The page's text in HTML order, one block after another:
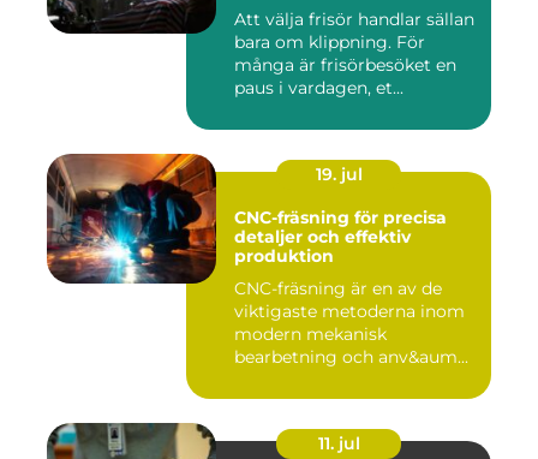
Att välja frisör handlar sällan
bara om klippning. För
många är frisörbesöket en
paus i vardagen, et...
19. jul
CNC-fräsning för precisa
detaljer och effektiv
produktion
CNC-fräsning är en av de
viktigaste metoderna inom
modern mekanisk
bearbetning och anv&aum...
11. jul